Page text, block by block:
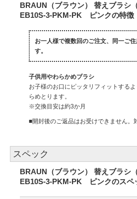
BRAUN（ブラウン） 替えブラシ
EB10S-3-PKM-PK ピンクの特徴
お一人様で複数回のご注文、同一ご
す。
子供用やわらかめブラシ
お子様のお口にピッタリフィットする
らめとります。
※交換目安は約3か月
■開封後のご返品はお受けできません。
スペック
BRAUN（ブラウン） 替えブラシ
EB10S-3-PKM-PK ピンクのスペ